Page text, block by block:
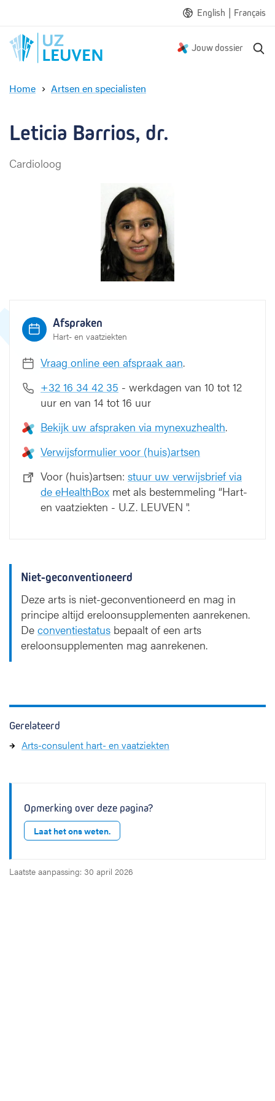
English | Français
Jouw dossier
Home Artsen en specialisten
i
B
a
r
r
i
o
s
Leticia Barrios, dr.
Cardioloog
Afspraken
Hart- en vaatziekten
Vraag online een afspraak aan.
+32 16 34 42 35 - werkdagen van 10 tot 12
uur en van 14 tot 16 uur
Bekijk uw afspraken via mynexuzhealth.
Verwijsformulier voor (huis)artsen
Voor (huis)artsen: stuur uw verwijsbrief via
de eHealthBox met als bestemmeling “Hart-
en vaatziekten - U.Z. LEUVEN ".
Niet-geconventioneerd
Deze arts is niet-geconventioneerd en mag in
principe altijd ereloonsupplementen aanrekenen.
De conventiestatus bepaalt of een arts
ereloonsupplementen mag aanrekenen.
Gerelateerd
Arts-consulent hart- en vaatziekten
Opmerking over deze pagina?
Laat het ons weten.
Laatste aanpassing: 30 april 2026